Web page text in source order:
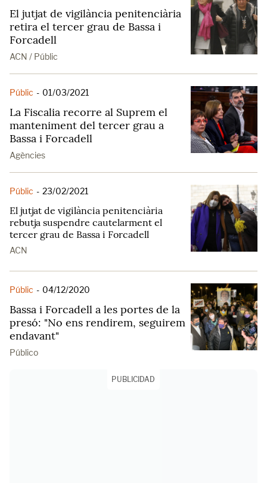
El jutjat de vigilància penitenciària
retira el tercer grau de Bassa i
Forcadell
ACN / Públic
Públic - 01/03/2021
La Fiscalia recorre al Suprem el
manteniment del tercer grau a
Bassa i Forcadell
Agències
Públic - 23/02/2021
El jutjat de vigilància penitenciària
rebutja suspendre cautelarment el
tercer grau de Bassa i Forcadell
ACN
Públic - 04/12/2020
Bassa i Forcadell a les portes de la
presó: "No ens rendirem, seguirem
endavant"
Público
PUBLICIDAD